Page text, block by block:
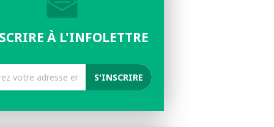
À L'INFOLETTRE